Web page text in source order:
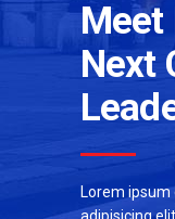
Meet
Next
Lorem